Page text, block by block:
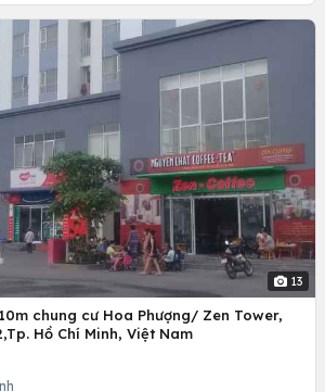
13
chung cư Hoa Phượng/ Zen Tower,
Hồ Chí Minh, Việt Nam